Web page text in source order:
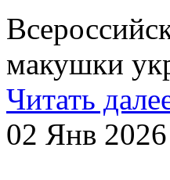
макушки
Читать
02 Янв 2026